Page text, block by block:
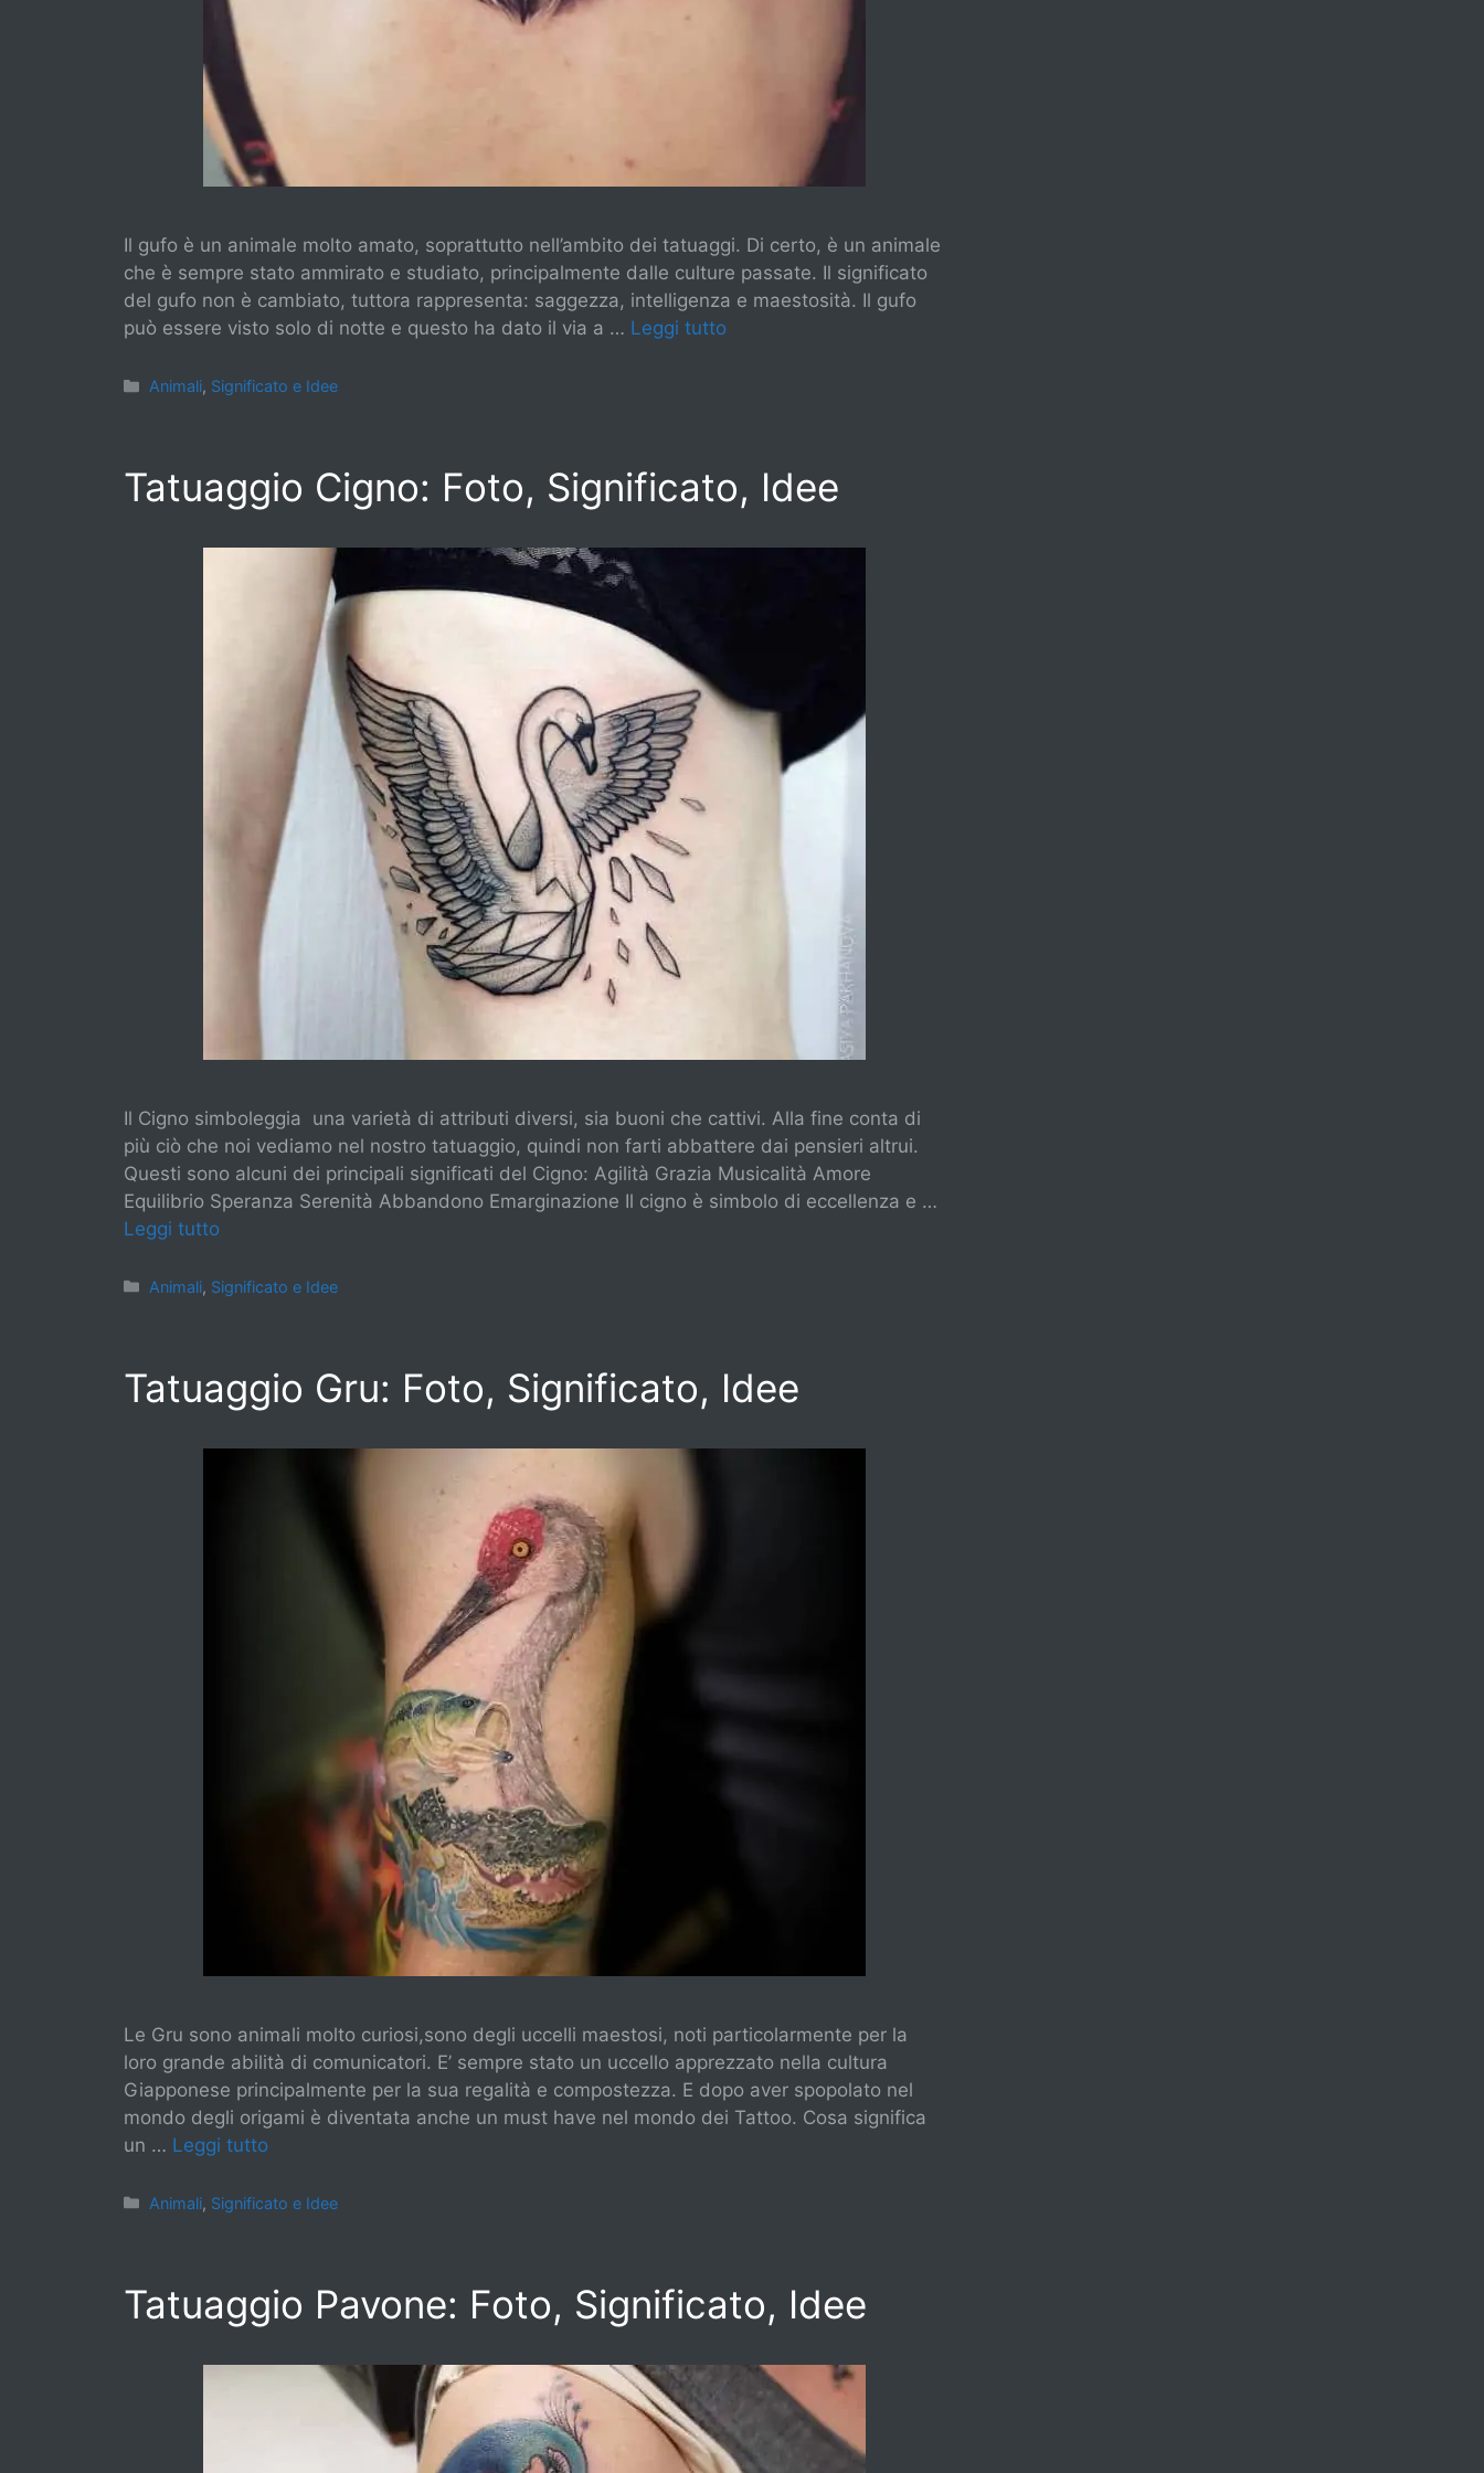
Il gufo è un animale molto amato, soprattutto nell’ambito dei tatuaggi. Di certo, è un animale
che è sempre stato ammirato e studiato, principalmente dalle culture passate. Il significato
del gufo non è cambiato, tuttora rappresenta: saggezza, intelligenza e maestosità. Il gufo
può essere visto solo di notte e questo ha dato il via a … Leggi tutto
Categorie
Animali, Significato e Idee
Tatuaggio Cigno: Foto, Significato, Idee
Il Cigno simboleggia una varietà di attributi diversi, sia buoni che cattivi. Alla fine conta di
più ciò che noi vediamo nel nostro tatuaggio, quindi non farti abbattere dai pensieri altrui.
Questi sono alcuni dei principali significati del Cigno: Agilità Grazia Musicalità Amore
Equilibrio Speranza Serenità Abbandono Emarginazione Il cigno è simbolo di eccellenza e …
Leggi tutto
Categorie
Animali, Significato e Idee
Tatuaggio Gru: Foto, Significato, Idee
Le Gru sono animali molto curiosi,sono degli uccelli maestosi, noti particolarmente per la
loro grande abilità di comunicatori. E’ sempre stato un uccello apprezzato nella cultura
Giapponese principalmente per la sua regalità e compostezza. E dopo aver spopolato nel
mondo degli origami è diventata anche un must have nel mondo dei Tattoo. Cosa significa
un … Leggi tutto
Categorie
Animali, Significato e Idee
Tatuaggio Pavone: Foto, Significato, Idee